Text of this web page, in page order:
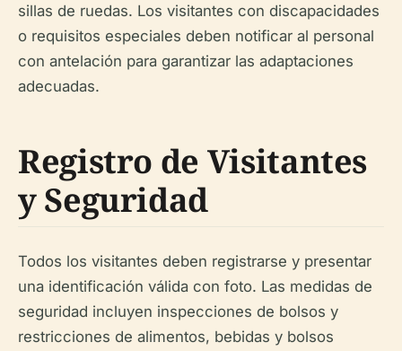
sillas de ruedas. Los visitantes con discapacidades
o requisitos especiales deben notificar al personal
con antelación para garantizar las adaptaciones
adecuadas.
Registro de Visitantes
y Seguridad
Todos los visitantes deben registrarse y presentar
una identificación válida con foto. Las medidas de
seguridad incluyen inspecciones de bolsos y
restricciones de alimentos, bebidas y bolsos